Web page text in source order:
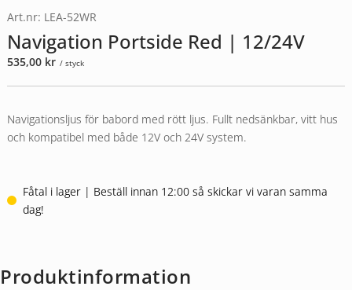
Art.nr: LEA-52WR
Navigation Portside Red | 12/24V
535,00 kr / styck
Navigationsljus för babord med rött ljus. Fullt nedsänkbar, vitt hus
och kompatibel med både 12V och 24V system.
Fåtal i lager | Beställ innan 12:00 så skickar vi varan samma
dag!
Produktinformation